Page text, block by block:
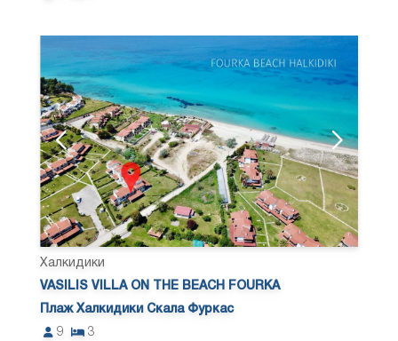
Халкидики
VASILIS VILLA ON THE BEACH FOURKA
Плаж Халкидики Скала Фуркас
9
3